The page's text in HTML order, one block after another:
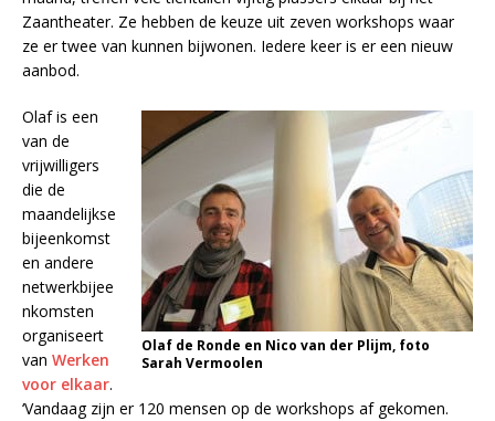
Zaantheater. Ze hebben de keuze uit zeven workshops waar
ze er twee van kunnen bijwonen. Iedere keer is er een nieuw
aanbod.
Olaf de Ronde en Nico van der Plijm, foto
Sarah Vermoolen
Olaf is een
van de
vrijwilligers
die de
maandelijkse
bijeenkomst
en andere
netwerkbijee
nkomsten
organiseert
van Werken
voor elkaar.
‘Vandaag zijn er 120 mensen op de workshops af gekomen.